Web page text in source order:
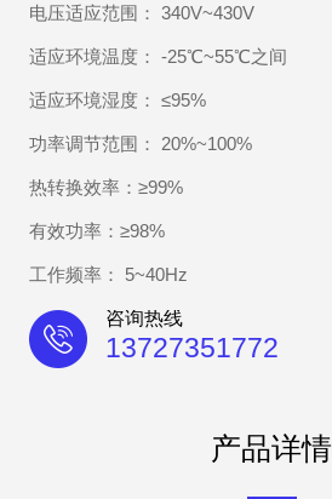
电压适应范围： 340V~430V
适应环境温度： -25℃~55℃之间
适应环境湿度： ≤95%
功率调节范围： 20%~100%
热转换效率：≥99%
有效功率：≥98%
工作频率： 5~40Hz
咨询热线
13727351772
产品详情